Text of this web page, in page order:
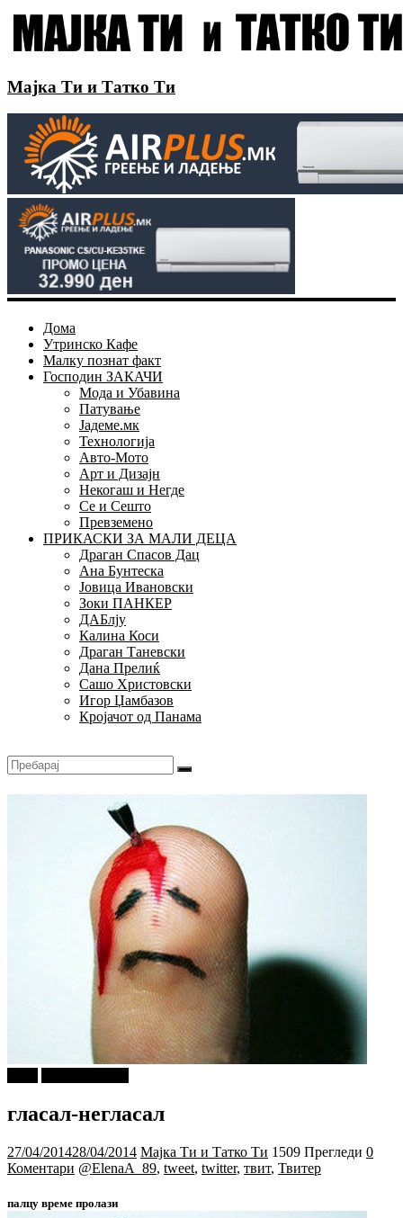
Мајка Ти и Татко Ти
Дома
Утринско Кафе
Малку познат факт
Господин ЗАКАЧИ
Мода и Убавина
Патување
Јадеме.мк
Технологија
Авто-Мото
Арт и Дизајн
Некогаш и Негде
Се и Сешто
Превземено
ПРИКАСКИ ЗА МАЛИ ДЕЦА
Драган Спасов Дац
Ана Бунтеска
Јовица Ивановски
Зоки ПАНКЕР
ДАБлју
Калина Коси
Драган Таневски
Дана Прелиќ
Сашо Христовски
Игор Џамбазов
Кројачот од Панама
гласал-негласал
27/04/201428/04/2014 Мајка Ти и Татко Ти 1509 Прегледи 0
Коментари @ElenaA_89, tweet, twitter, твит, Твитер
палцу време пролази